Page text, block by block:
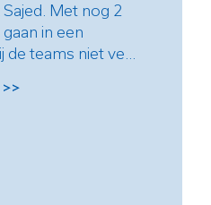
Met nog 2
in een
teams niet ve...